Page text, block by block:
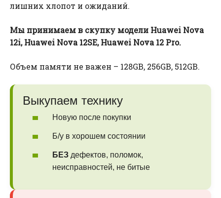
лишних хлопот и ожиданий.
Мы принимаем в скупку модели Huawei Nova
12i, Huawei Nova 12SE, Huawei Nova 12 Pro.
Объем памяти не важен – 128GB, 256GB, 512GB.
Выкупаем технику
Новую после покупки
Б/у в хорошем состоянии
БЕЗ дефектов, поломок,
неисправностей, не битые